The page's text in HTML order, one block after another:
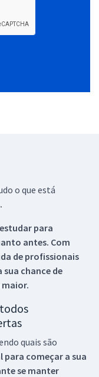
o que está
estudar para
antes. Com
de profissionais
sua chance de
maior.
quais são
para começar a sua
se manter